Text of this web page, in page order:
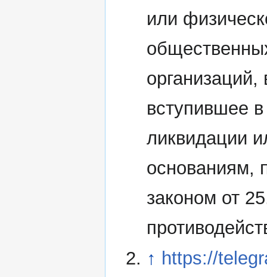
или
вступившее
ликвидации
основаниям,
законом от
↑ https://